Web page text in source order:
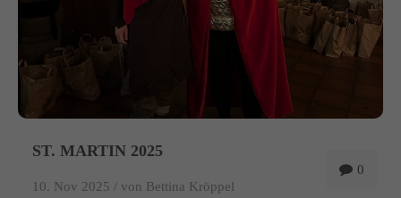
0
ST. MARTIN 2025
10. Nov 2025 / von Bettina Kröppel